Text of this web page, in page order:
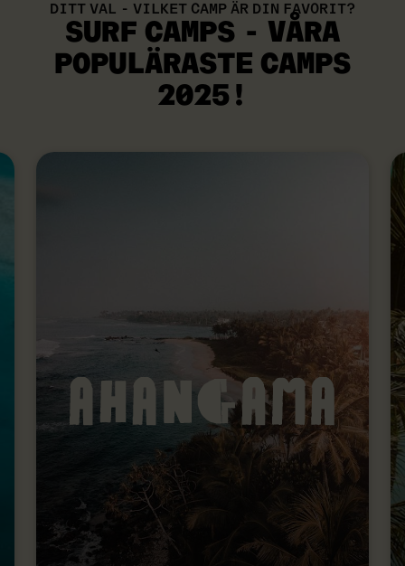
DITT VAL - VILKET CAMP ÄR DIN FAVORIT?
SURF CAMPS - VÅRA
POPULÄRASTE CAMPS
2025!